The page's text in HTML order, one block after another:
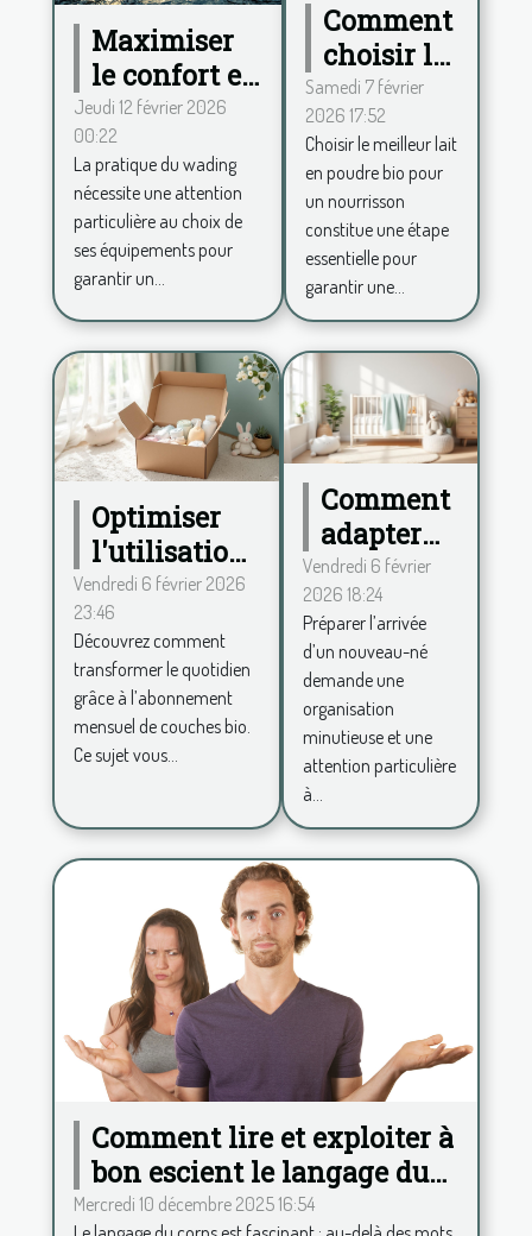
Maximiser
le confort en
wading :
conseils
pour choisir
ses
équipements
Jeudi 12 février 2026
00:22
La pratique du wading
nécessite une attention
particulière au choix de
ses équipements pour
garantir un...
Comment
choisir le
meilleur
lait en
poudre
bio pour
votre
bébé?
Samedi 7 février
2026 17:52
Choisir le meilleur lait
en poudre bio pour
un nourrisson
constitue une étape
essentielle pour
garantir une...
Optimiser
l'utilisation
des couches
bio via un
abonnement
mensuel
Vendredi 6 février 2026
23:46
Découvrez comment
transformer le quotidien
grâce à l’abonnement
mensuel de couches bio.
Ce sujet vous...
Comment
adapter
votre
maison à
l'arrivée
d'un
nouveau-
né?
Vendredi 6 février
2026 18:24
Préparer l’arrivée
d’un nouveau-né
demande une
organisation
minutieuse et une
attention particulière
à...
Comment lire et exploiter à
bon escient le langage du
corps ?
Mercredi 10 décembre 2025 16:54